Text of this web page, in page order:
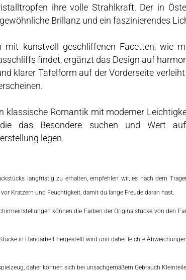
ihre volle Strahlkraft. Der in
Brillanz und ein faszinierendes
mit kunstvoll geschliffenen Facetten, wie
findet, ergänzt das Design auf
klarer Tafelform auf der Vorderseite
klassische Romantik mit moderner
das Besondere suchen und Wert
legen.
langfristig zu erhalten, empfehlen wir, es nach dem
Kratzern und Feuchtigkeit, damit du lange Freude daran hast.
können die Farben der Originalstücke von den
in Handarbeit hergestellt wird und daher leichte
daher können sich bei unsachgemäßem Gebrauch